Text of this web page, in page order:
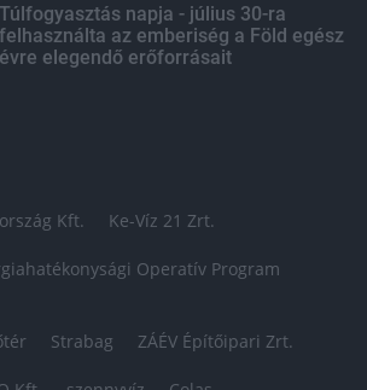
Túlfogyasztás napja - július 30-ra
felhasználta az emberiség a Föld egész
évre elegendő erőforrásait
Kft. Ke-Víz 21 Zrt.
Operatív Program
Strabag ZÁÉV Építőipari Zrt.